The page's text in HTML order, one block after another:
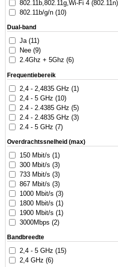
802.11b,802.11g,Wi-Fi 4
802.11b/g/n (10)
Dual-band
Ja (11)
Nee (9)
2.4Ghz + 5Ghz (6)
Frequentiebereik
2,4 - 2,4835 GHz (1)
2,4 - 5 GHz (10)
2.4 - 2.4385 GHz (5)
2.4 - 2.4835 GHz (3)
2.4 - 5 GHz (7)
Overdrachtssnelheid (max)
150 Mbit/s (1)
300 Mbit/s (3)
733 Mbit/s (3)
867 Mbit/s (3)
1000 Mbit/s (3)
1800 Mbit/s (1)
1900 Mbit/s (1)
3000Mbps (2)
Bandbreedte
2,4 - 5 GHz (15)
2,4 GHz (6)